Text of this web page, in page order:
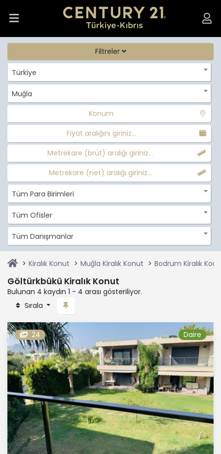
Filtreler
Türkiye
Muğla
Konum
Fiyat aralığını giriniz...
Metrekare (brüt) aralığı giriniz...
Metrekare (net) aralığı giriniz...
Tüm Para Birimleri
Tüm Ofisler
Tüm Danışmanlar
Kiralık Konut Muğla Kiralık Konut Bodrum Kiralık
Göltürkbükü Kiralık Konut
Bulunan 4 kaydın 1 - 4 arası gösteriliyor.
Sırala
24 Daire